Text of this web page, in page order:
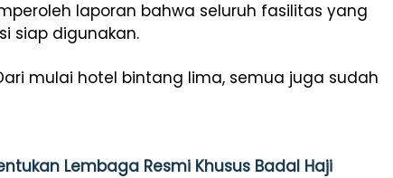
laporan bahwa seluruh fasilitas yang
siap digunakan.
mulai hotel bintang lima, semua juga sudah
Lembaga Resmi Khusus Badal Haji